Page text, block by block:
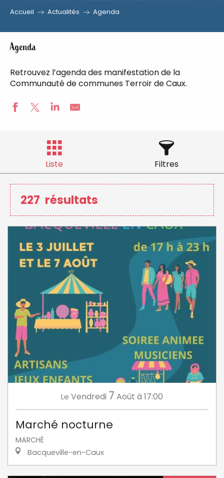
Accueil Actualités Agenda
Agenda
Retrouvez l’agenda des manifestation de la
Communauté de communes Terroir de Caux.
Liste Filtres
227 résultats
Le Vendredi 7 Août à 17:00
Marché nocturne
MARCHÉ
Bacqueville-en-Caux